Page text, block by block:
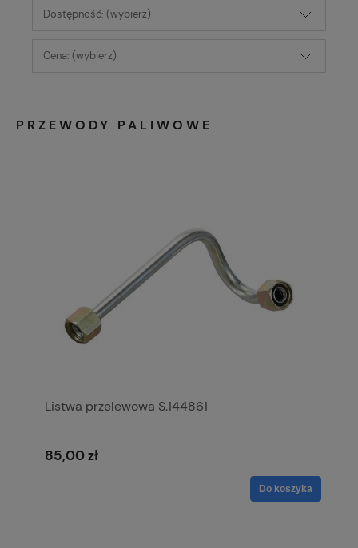
Dostępność: (wybierz)
Cena: (wybierz)
PRZEWODY PALIWOWE
Listwa przelewowa S.144861
85,00 zł
Do koszyka